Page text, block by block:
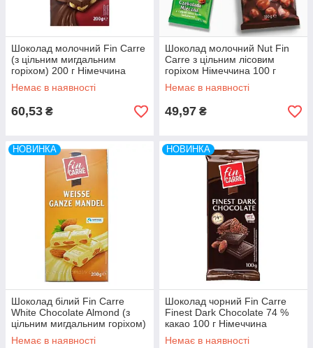
Все дуже легко та швидко.
Шоколад молочний Fin Carre
(з цільним мигдальним
горіхом) 200 г Німеччина
Немає в наявності
60,53 ₴
Шоколад молочний Nut Fin
Carre з цільним лісовим
горіхом Німеччина 100 г
Немає в наявності
49,97 ₴
НОВИНКА
Шоколад білий Fin Carre
White Chocolate Almond (з
цільним мигдальним горіхом)
200 г Німеччина
Немає в наявності
НОВИНКА
Шоколад чорний Fin Carre
Finest Dark Chocolate 74 %
какао 100 г Німеччина
Немає в наявності